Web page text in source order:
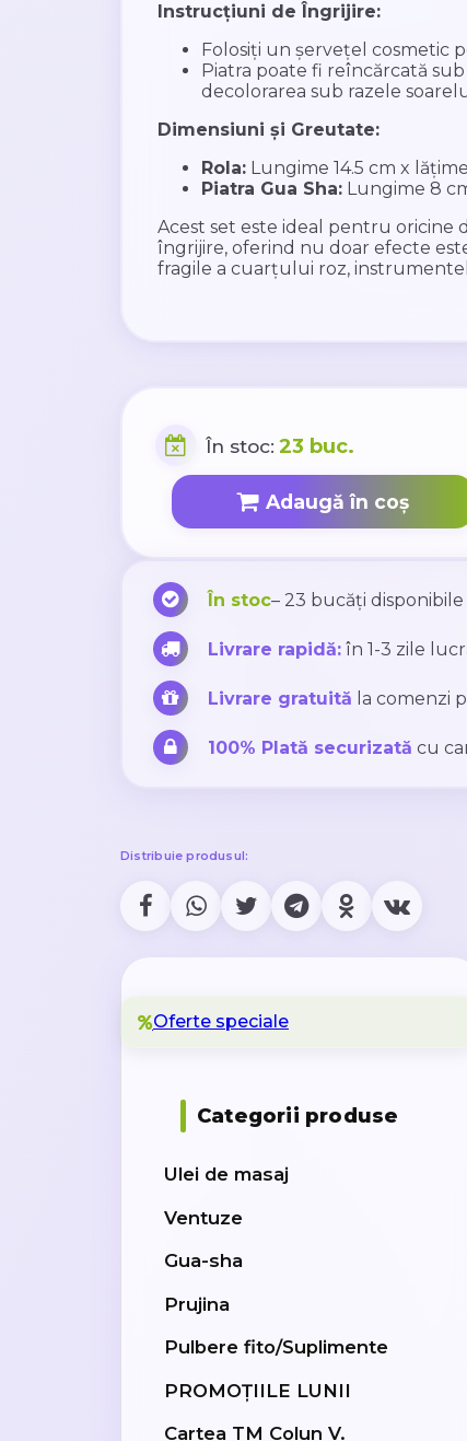
Instrucțiuni de Îngrijire:
Folosiți un șervețel cosmetic
Piatra poate fi reîncărcată
decolorarea sub razele
Dimensiuni și Greutate:
Rola:Lungime 14.5 cm x
Piatra Gua Sha:Lungime 8
Acest set este ideal pentru oricine
îngrijire, oferind nu doar efecte
fragile a cuarțului roz,
În stoc: 23 buc.
Adaugă în coș
În stoc– 23 bucăți disponibile
Livrare rapidă:în 1-3 zile
Livrare gratuită la comenzi
100% Plată securizată cu
Distribuie produsul:
Oferte speciale
Categorii produse
Ulei de masaj
Ventuze
Gua-sha
Prujina
Pulbere fito/Suplimente
PROMOȚIILE LUNII
Cartea TM Colun V.